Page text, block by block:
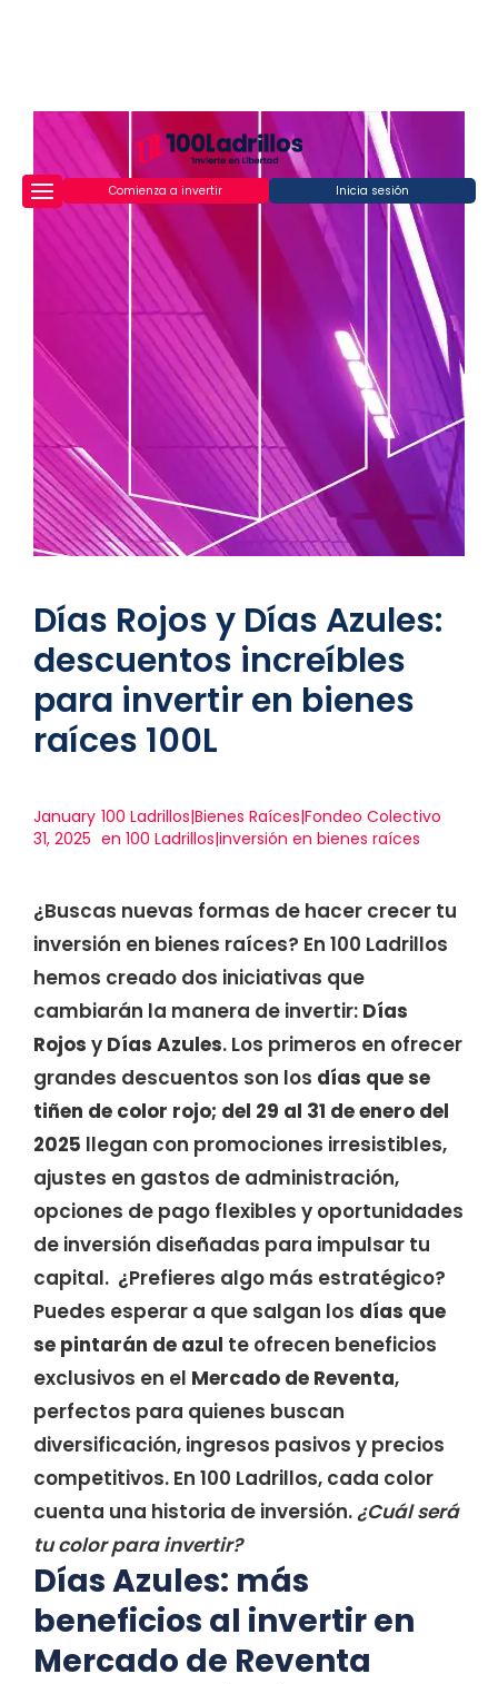
Comienza a invertir Inicia sesión
Días Rojos y Días Azules:
descuentos increíbles
para invertir en bienes
raíces 100L
January
31, 2025
100 Ladrillos|Bienes Raíces|Fondeo Colectivo
en 100 Ladrillos|inversión en bienes raíces
¿Buscas nuevas formas de hacer crecer tu
inversión en bienes raíces? En 100 Ladrillos
hemos creado dos iniciativas que
cambiarán la manera de invertir: Días
Rojos y Días Azules. Los primeros en ofrecer
grandes descuentos son los días que se
tiñen de color rojo; del 29 al 31 de enero del
2025 llegan con promociones irresistibles,
ajustes en gastos de administración,
opciones de pago flexibles y oportunidades
de inversión diseñadas para impulsar tu
capital. ¿Prefieres algo más estratégico?
Puedes esperar a que salgan los días que
se pintarán de azul te ofrecen beneficios
exclusivos en el Mercado de Reventa,
perfectos para quienes buscan
diversificación, ingresos pasivos y precios
competitivos. En 100 Ladrillos, cada color
cuenta una historia de inversión.¿Cuál será
tu color para invertir?
Días Azules: más
beneficios al invertir en
Mercado de Reventa